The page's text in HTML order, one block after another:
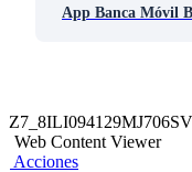
App Banca Móvil
Web Content Viewer
Acciones